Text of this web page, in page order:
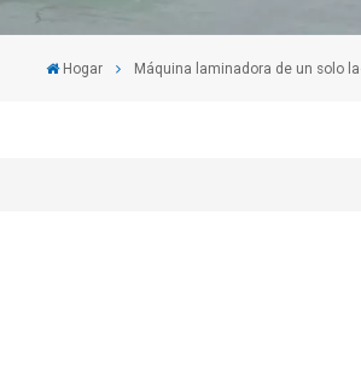
Hogar Máquina laminadora de un solo